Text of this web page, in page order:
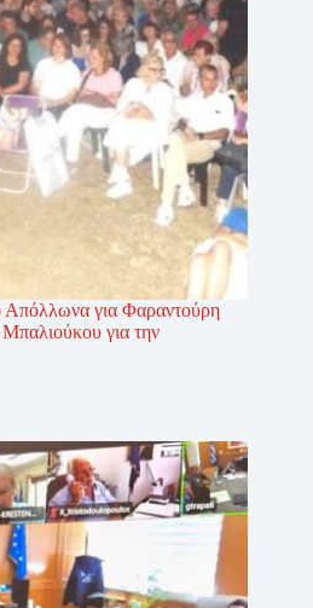
Απόλλωνα για Φαραντούρη
για την